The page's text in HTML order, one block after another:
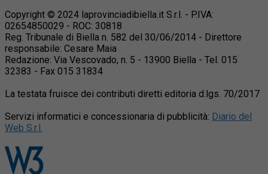
Copyright © 2024 laprovinciadibiella.it S.r.l. - P.IVA:
02654850029 - ROC: 30818
Reg. Tribunale di Biella n. 582 del 30/06/2014 - Direttore
responsabile: Cesare Maia
Redazione: Via Vescovado, n. 5 - 13900 Biella - Tel. 015
32383 - Fax 015 31834
La testata fruisce dei contributi diretti editoria d.lgs. 70/2017
Servizi informatici e concessionaria di pubblicità: Diario del
Web S.r.l.